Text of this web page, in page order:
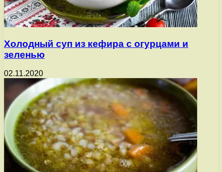
Холодный суп из кефира с огурцами и
зеленью
02.11.2020